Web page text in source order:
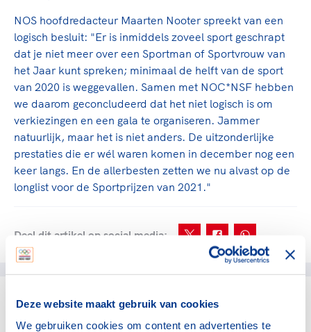
Deze website maakt gebruik van cookies
We gebruiken cookies om content en advertenties te
Lees verder
NOS hoofdredacteur Maarten Nooter spreekt van een
logisch besluit: "Er is inmiddels zoveel sport geschrapt
dat je niet meer over een Sportman of Sportvrouw van
het Jaar kunt spreken; minimaal de helft van de sport
van 2020 is weggevallen. Samen met NOC*NSF hebben
we daarom geconcludeerd dat het niet logisch is om
verkiezingen en een gala te organiseren. Jammer
natuurlijk, maar het is niet anders. De uitzonderlijke
prestaties die er wél waren komen in december nog een
keer langs. En de allerbesten zetten we nu alvast op de
longlist voor de Sportprijzen van 2021."
Deel dit artikel op social media:
gerelateerde artikelen